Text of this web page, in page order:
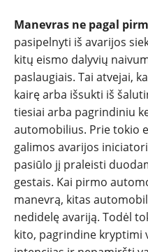
Manevras ne pagal
pasipelnyti iš avarijos
kitų eismo dalyvių
paslaugiais. Tai atvejai,
kairę arba išsukti iš
tiesiai arba pagrindiniu
automobilius. Prie tokio
galimos avarijos
pasiūlo jį praleisti
gestais. Kai pirmo
manevrą, kitas
nedidelę avariją. Todėl
kito, pagrindine kryptimi